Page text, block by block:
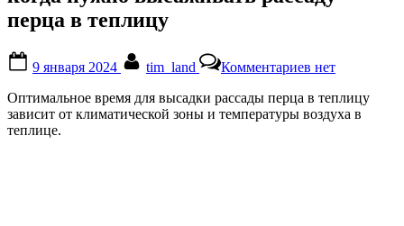
перца в теплицу
on
9 января 2024 tim_land Комментариевзаписи
нужно
высаживать
нет
Оптимальное время для высадки рассады перца в теплицу
зависит от климатической зоны и температуры воздуха в
теплице.